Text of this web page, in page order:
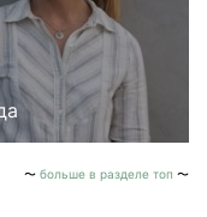
больше в разделе топ